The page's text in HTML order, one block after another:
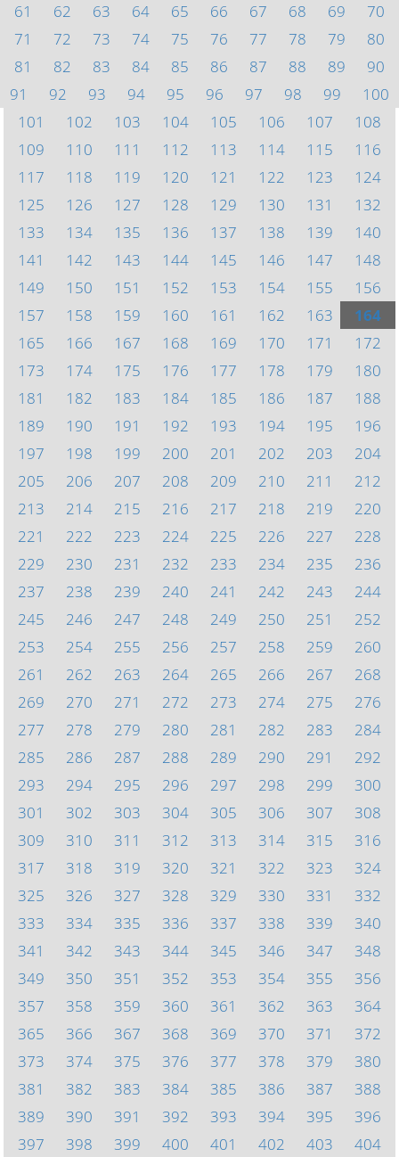
61
62 63 64 65 66 67 68 69
70
71
72 73 74 75 76 77 78 79
80
81
82 83 84 85 86 87 88 89
90
91
92 93 94 95 96 97 98 99
100
101
102 103 104 105 106 107
108
109
110 111 112 113 114 115
116
117
118 119 120 121 122 123
124
125
126 127 128 129 130 131
132
133
134 135 136 137 138 139
140
141
142 143 144 145 146 147
148
149
150 151 152 153 154 155
156
157
158 159 160 161 162 163
164
165
166 167 168 169 170 171
172
173
174 175 176 177 178 179
180
181
182 183 184 185 186 187
188
189
190 191 192 193 194 195
196
197
198 199 200 201 202 203
204
205
206 207 208 209 210 211
212
213
214 215 216 217 218 219
220
221
222 223 224 225 226 227
228
229
230 231 232 233 234 235
236
237
238 239 240 241 242 243
244
245
246 247 248 249 250 251
252
253
254 255 256 257 258 259
260
261
262 263 264 265 266 267
268
269
270 271 272 273 274 275
276
277
278 279 280 281 282 283
284
285
286 287 288 289 290 291
292
293
294 295 296 297 298 299
300
301
302 303 304 305 306 307
308
309
310 311 312 313 314 315
316
317
318 319 320 321 322 323
324
325
326 327 328 329 330 331
332
333
334 335 336 337 338 339
340
341
342 343 344 345 346 347
348
349
350 351 352 353 354 355
356
357
358 359 360 361 362 363
364
365
366 367 368 369 370 371
372
373
374 375 376 377 378 379
380
381
382 383 384 385 386 387
388
389
390 391 392 393 394 395
396
397
398 399 400 401 402 403 404